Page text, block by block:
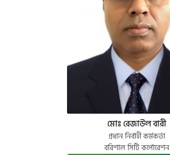
মোঃ রেজাউল বারী
প্রধান নির্বাহী কর্মকর্তা
বরিশাল সিটি কর্পোরেশন